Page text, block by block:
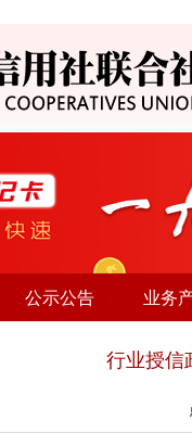
公示公告 业务
行业授信